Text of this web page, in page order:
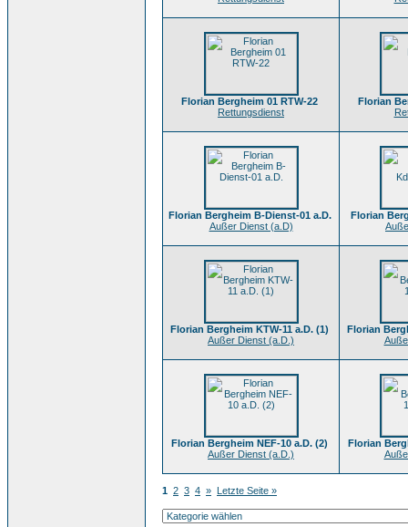
Florian Bergheim 01 RTW-22
Rettungsdienst
Florian
Florian Bergheim B-Dienst-01 a.D.
Außer Dienst (a.D)
Florian
Florian Bergheim KTW-11 a.D. (1)
Außer Dienst (a.D.)
Florian
Florian Bergheim NEF-10 a.D. (2)
Außer Dienst (a.D.)
Florian
1 2 3 4 » Letzte Seite »